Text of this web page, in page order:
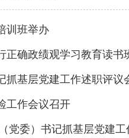
训班举办
抓基层党建工作述职评议
工作会议召开
党委）书记抓基层党建